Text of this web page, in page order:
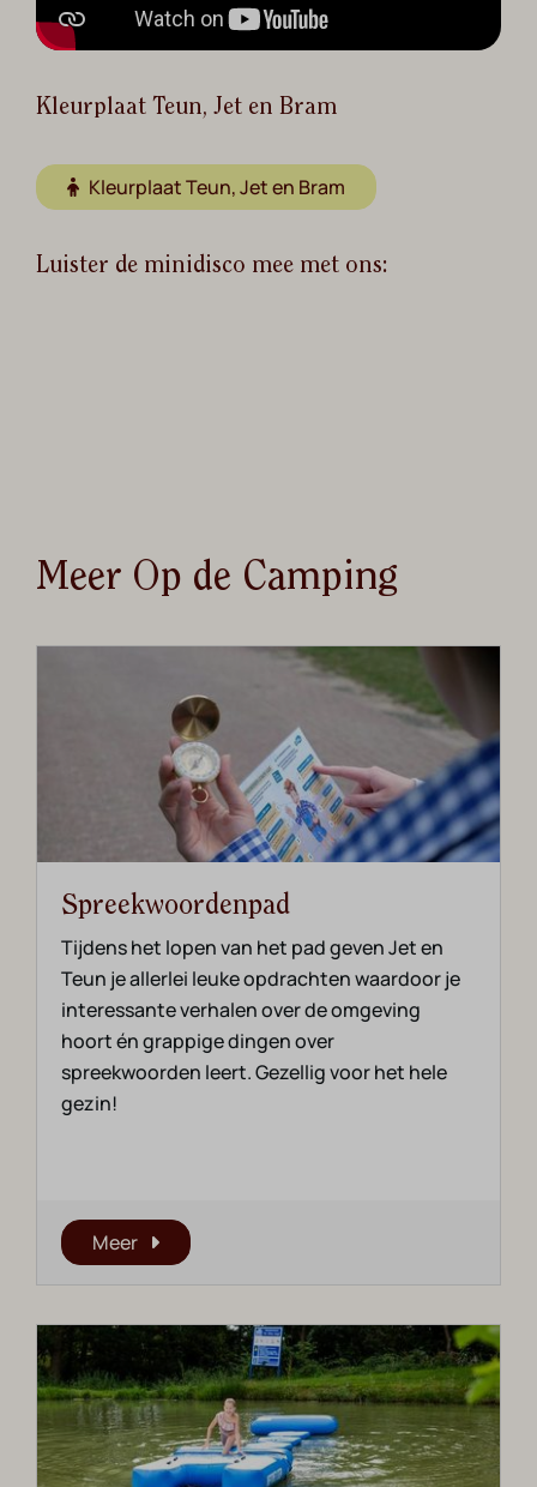
Kleurplaat Teun, Jet en Bram
Kleurplaat Teun, Jet en Bram
Luister de minidisco mee met ons:
Meer Op de Camping
Spreekwoordenpad
Tijdens het lopen van het pad geven Jet en
Teun je allerlei leuke opdrachten waardoor je
interessante verhalen over de omgeving
hoort én grappige dingen over
spreekwoorden leert. Gezellig voor het hele
gezin!
Meer